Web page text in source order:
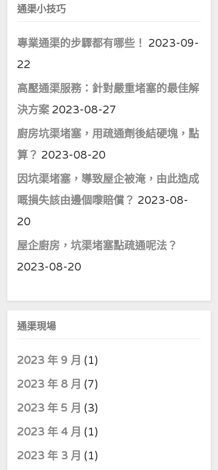
通渠小技巧
專業通渠的步驟都有哪些！ 2023-09-
22
高壓通渠服務：針對嚴重堵塞的最佳解
決方案 2023-08-27
廚房坑渠堵塞，用疏通劑後結硬塊，點
算？ 2023-08-20
因坑渠堵塞，導致屋企被淹，由此造成
嘅損失該由邊個嚟賠償？ 2023-08-
20
屋企廚房，坑渠堵塞點疏通呢法？
2023-08-20
通渠現場
2023 年 9 月 (1)
2023 年 8 月 (7)
2023 年 5 月 (3)
2023 年 4 月 (1)
2023 年 3 月 (1)